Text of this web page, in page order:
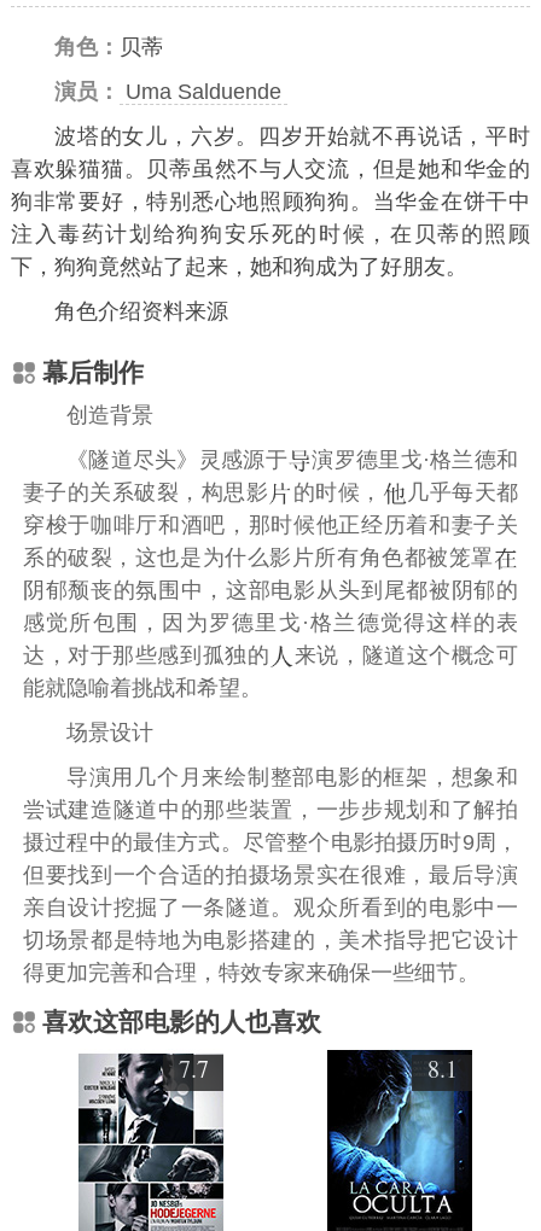
角色： 贝蒂
演员：
Uma Salduende
波塔的女儿，六岁。四岁开始就不再说话，平时
喜欢躲猫猫。贝蒂虽然不与人交流，但是她和华金的
狗非常要好，特别悉心地照顾狗狗。当华金在饼干中
注入毒药计划给狗狗安乐死的时候，在贝蒂的照顾
下，狗狗竟然站了起来，她和狗成为了好朋友。
角色介绍资料来源
幕后制作
创造背景
《隧道尽头》灵感源于
演罗德里戈·格兰德和
妻子的关系破裂，构思影
的时候，
几乎每天都
穿梭于咖啡厅和酒吧，那时候他正经历着和妻子关
系的破裂，这也是为什么影片所有角色都被笼罩
阴郁颓丧的氛围中，这部电影从头到尾都被阴郁的
感觉所包围，因为罗德里戈·格兰德觉得这样的表
达，对于那些感到孤独的
来说，隧道这个概念可
能就隐喻着挑战和希望。
场景设计
导演用几个月来绘制整部电影的框架，想象和
尝试建造隧道中的那些装置，一步步规划和了解拍
摄过程中的最佳方式。尽管整个电影拍摄历时9周，
但要找到一个合适的拍摄场景实在很难，最后导演
亲自设计挖掘了一条隧道。观众所看到的电影中一
切场景都是特地为电影搭建的，美术指导把它设计
得更加完善和合理，特效专家来确保一些细节。
喜欢这部电影的人也喜欢
7.7 8.1